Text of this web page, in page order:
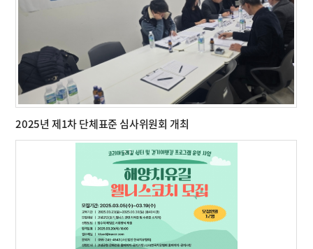
2025년 제1차 단체표준 심사위원회 개최